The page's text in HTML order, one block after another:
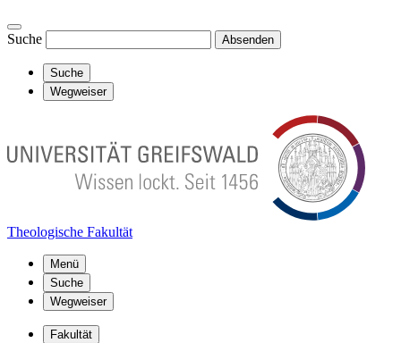
Suche Absenden
Suche
Wegweiser
Theologische Fakultät
Menü
Suche
Wegweiser
Fakultät